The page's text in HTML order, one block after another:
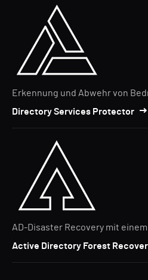
Erkennung und Abwehr von
Directory Services Protector
AD-Disaster Recovery mit
Active Directory Forest